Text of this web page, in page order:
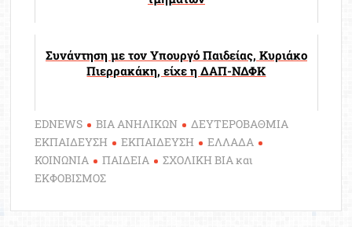
Συνάντηση με τον Υπουργό Παιδείας, Κυριάκο
Πιερρακάκη, είχε η ΔΑΠ-ΝΔΦΚ
EDNEWS ΒΙΑ ΑΝΗΛΙΚΩΝ
ΔΕΥΤΕΡΟΒΑΘΜΙΑ
ΕΚΠΑΙΔΕΥΣΗ
ΕΚΠΑΙΔΕΥΣΗ
ΕΛΛΑΔΑ
ΚΟΙΝΩΝΙΑ
ΠΑΙΔΕΙΑ
ΣΧΟΛΙΚΗ ΒΙΑ και
ΕΚΦΟΒΙΣΜΟΣ